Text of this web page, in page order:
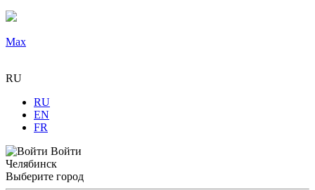
Max
RU
RU
EN
FR
Войти
Челябинск
Выберите город